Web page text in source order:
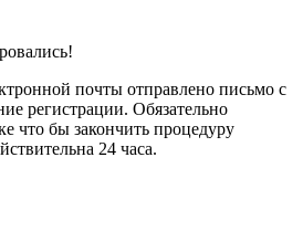
почты отправлено письмо с
регистрации. Обязательно
что бы закончить процедуру
24 часа.